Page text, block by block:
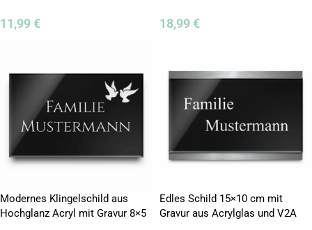
11,99 € 18,99 €
Modernes Klingelschild aus
Hochglanz Acryl mit Gravur 8×5
Edles Schild 15×10 cm mit
Gravur aus Acrylglas und V2A